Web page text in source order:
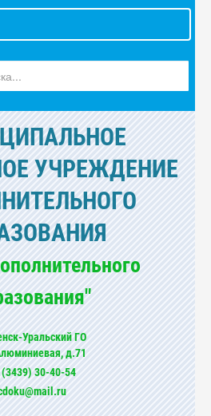
УЧРЕЖДЕНИЕ
Уральский ГО
д.71
(3439) 30-40-54